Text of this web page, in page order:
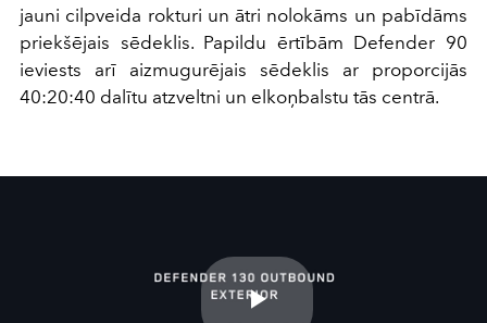
jauni cilpveida rokturi un ātri nolokāms un pabīdāms
priekšējais sēdeklis. Papildu ērtībām Defender 90
ieviests arī aizmugurējais sēdeklis ar proporcijās
40:20:40 dalītu atzveltni un elkoņbalstu tās centrā.